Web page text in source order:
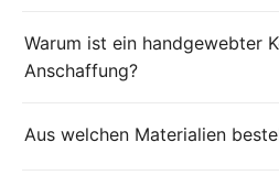
Warum ist ein handgewebter
Anschaffung?
Aus welchen Materialien